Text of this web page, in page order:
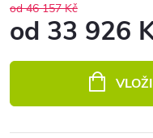
od 46 157 Kč
od 33 926